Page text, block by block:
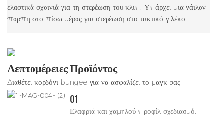
ελαστικά σχοινιά για τη στερέωση του κλιπ. Υπάρχει μια νάιλον
πόρπη στο πίσω μέρος για στερέωση στο τακτικό γιλέκο.
Λεπτομέρειες Προϊόντος
Διαθέτει κορδόνι bungee για να ασφαλίζει το μαγκ σας
01
Ελαφριά και χαμηλού προφίλ σχεδιασμό.